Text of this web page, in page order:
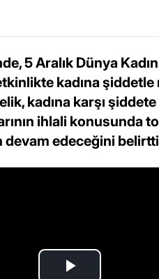
5 Aralık Dünya
kadına
kadına karşı şiddete
ihlali konusunda
devam edeceğini